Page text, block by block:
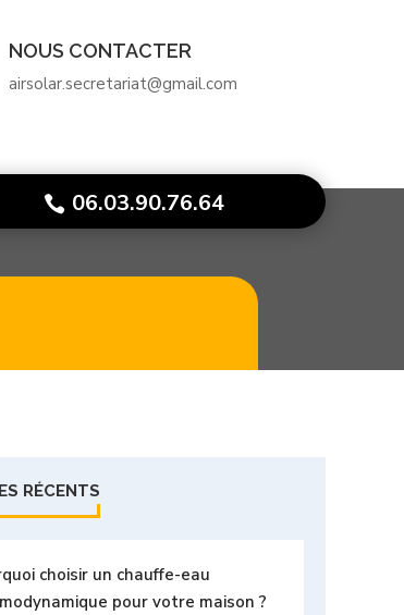
NOUS CONTACTER
airsolar.secretariat@gmail.com
06.03.90.76.64
RÉCENTS
choisir un chauffe-eau
pour votre maison ?